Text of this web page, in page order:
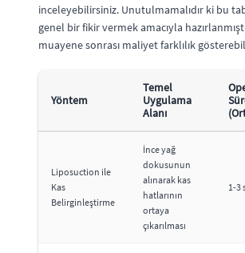
inceleyebilirsiniz. Unutulmamalıdır ki bu
genel bir fikir vermek amacıyla
muayene sonrası maliyet farklılık
Yöntem
Temel
Uygulama
Alanı
Liposuction ile
Kas
Belirginleştirme
İnce yağ
dokusunun
alınarak kas
hatlarının
ortaya
çıkarılması
1-3